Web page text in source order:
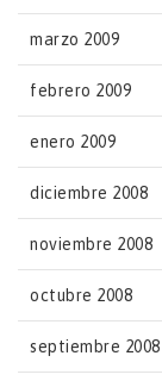
marzo 2009
febrero 2009
enero 2009
diciembre 2008
noviembre 2008
octubre 2008
septiembre 2008